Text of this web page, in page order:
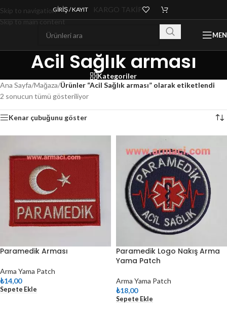
Skip to navigation
Skip to main content
GIRIŞ / KAYIT KARGO TAKİP
Acil Sağlık arması
Kategoriler
Ana Sayfa/Mağaza/Ürünler “Acil Sağlık arması” olarak etiketlendi
2 sonucun tümü gösteriliyor
Kenar çubuğunu göster
Paramedik Arması
Arma Yama Patch
₺14,00
Sepete Ekle
Paramedik Logo Nakış Arma
Yama Patch
Arma Yama Patch
₺18,00
Sepete Ekle